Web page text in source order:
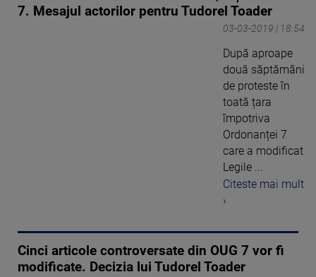
7. Mesajul actorilor pentru Tudorel Toader
03-03-2019 | 18:54
După aproape
două săptămâni
de proteste în
toată țara
împotriva
Ordonanței 7
care a modificat
Legile ...
Citeste mai mult
›
Cinci articole controversate din OUG 7 vor fi
modificate. Decizia lui Tudorel Toader